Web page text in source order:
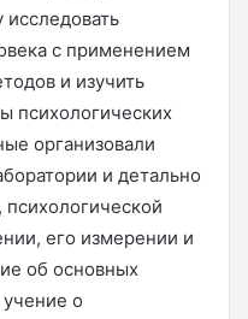
исследовать
с применением
и изучить
психологических
организовали
и детально
психологической
его измерении и
об основных
о